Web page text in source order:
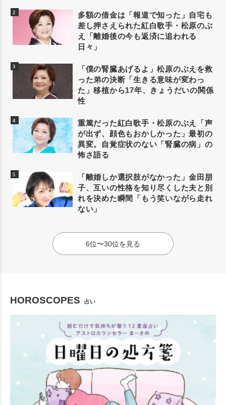
多額の借金は「報道で知った」自宅も
差し押さえられた紅白歌手・松原のぶ
え「離婚後の今も返済に追われる
日々」
「僕の腎臓あげるよ」松原のぶえを救
った弟の決断「生きる意味が変わっ
た」移植から17年、きょうだいの関係
性
重篤だった紅白歌手・松原のぶえ「声
が出ず、顔色もおかしかった」最初の
異変。自覚症状のない「腎臓の病」の
怖さ語る
「離婚しか選択肢がなかった」金田朋
子、互いの性格を知り尽くした夫と別
れを決めた瞬間「もう笑いながら走れ
ない」
6位〜30位を見る
HOROSCOPES 占い